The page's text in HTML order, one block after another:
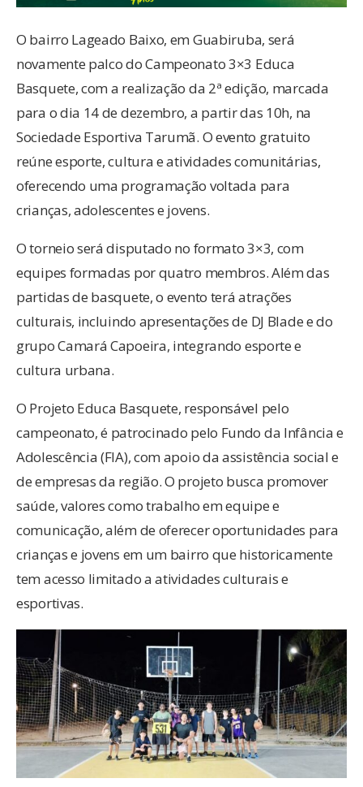
O bairro Lageado Baixo, em Guabiruba, será
novamente palco do Campeonato 3×3 Educa
Basquete, com a realização da 2ª edição, marcada
para o dia 14 de dezembro, a partir das 10h, na
Sociedade Esportiva Tarumã. O evento gratuito
reúne esporte, cultura e atividades comunitárias,
oferecendo uma programação voltada para
crianças, adolescentes e jovens.
O torneio será disputado no formato 3×3, com
equipes formadas por quatro membros. Além das
partidas de basquete, o evento terá atrações
culturais, incluindo apresentações de DJ Blade e do
grupo Camará Capoeira, integrando esporte e
cultura urbana.
O Projeto Educa Basquete, responsável pelo
campeonato, é patrocinado pelo Fundo da Infância e
Adolescência (FIA), com apoio da assistência social e
de empresas da região. O projeto busca promover
saúde, valores como trabalho em equipe e
comunicação, além de oferecer oportunidades para
crianças e jovens em um bairro que historicamente
tem acesso limitado a atividades culturais e
esportivas.